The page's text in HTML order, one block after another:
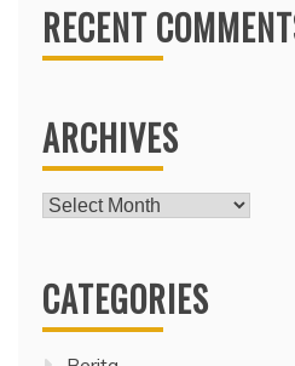
RECENT
ARCHIVES
Archives
CATEGORIES